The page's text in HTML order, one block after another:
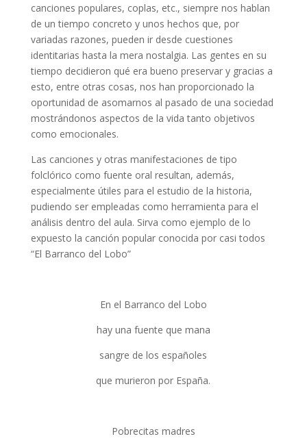
canciones populares, coplas, etc., siempre nos hablan
de un tiempo concreto y unos hechos que, por
variadas razones, pueden ir desde cuestiones
identitarias hasta la mera nostalgia. Las gentes en su
tiempo decidieron qué era bueno preservar y gracias a
esto, entre otras cosas, nos han proporcionado la
oportunidad de asomarnos al pasado de una sociedad
mostrándonos aspectos de la vida tanto objetivos
como emocionales.
Las canciones y otras manifestaciones de tipo
folclórico como fuente oral resultan, además,
especialmente útiles para el estudio de la historia,
pudiendo ser empleadas como herramienta para el
análisis dentro del aula. Sirva como ejemplo de lo
expuesto la canción popular conocida por casi todos
“El Barranco del Lobo”
En el Barranco del Lobo
hay una fuente que mana
sangre de los españoles
que murieron por España.
Pobrecitas madres